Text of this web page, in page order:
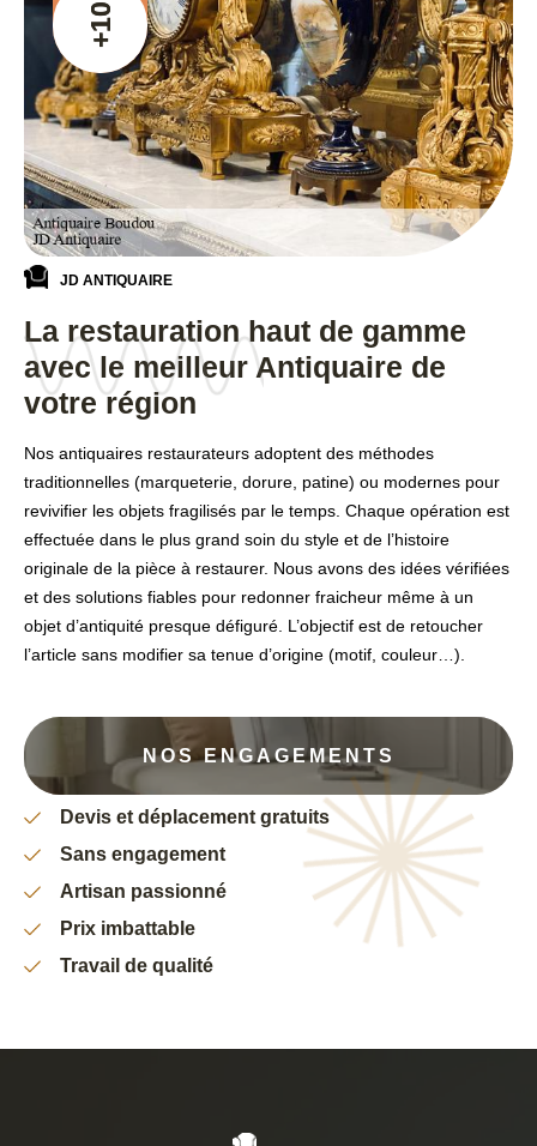
+10
JD ANTIQUAIRE
La restauration haut de gamme
avec le meilleur Antiquaire de
votre région
Nos antiquaires restaurateurs adoptent des méthodes
traditionnelles (marqueterie, dorure, patine) ou modernes pour
revivifier les objets fragilisés par le temps. Chaque opération est
effectuée dans le plus grand soin du style et de l’histoire
originale de la pièce à restaurer. Nous avons des idées vérifiées
et des solutions fiables pour redonner fraicheur même à un
objet d’antiquité presque défiguré. L’objectif est de retoucher
l’article sans modifier sa tenue d’origine (motif, couleur…).
NOS ENGAGEMENTS
Devis et déplacement gratuits
Sans engagement
Artisan passionné
Prix imbattable
Travail de qualité